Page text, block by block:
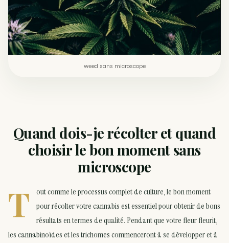
suscite une forte…
weed sans microscope
Quand dois-je récolter et quand
choisir le bon moment sans
microscope
T
out comme le processus complet de culture, le bon moment
pour récolter votre cannabis est essentiel pour obtenir de bons
résultats en termes de qualité. Pendant que votre fleur fleurit,
les cannabinoïdes et les trichomes commenceront à se développer et à